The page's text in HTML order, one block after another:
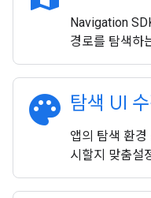
Navigation
경로를 탐색하
palette 탐색 UI
앱의 탐색 환
시할지 맞춤설